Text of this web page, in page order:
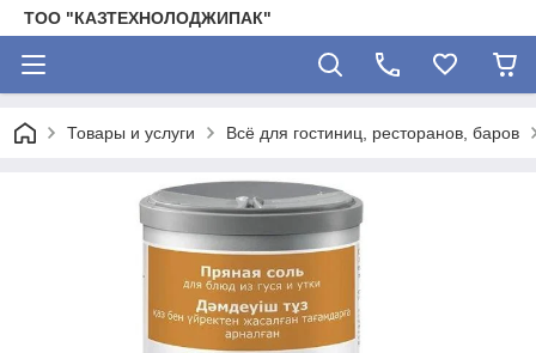
ТОО "КАЗТЕХНОЛОДЖИПАК"
Товары и услуги Всё для гостиниц, ресторанов, баров